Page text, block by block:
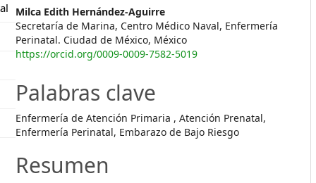
Milca Edith Hernández-Aguirre
Secretaría de Marina, Centro Médico Naval, Enfermería
Perinatal. Ciudad de México, México
https://orcid.org/0009-0009-7582-5019
Palabras clave
Enfermería de Atención Primaria , Atención Prenatal,
Enfermería Perinatal, Embarazo de Bajo Riesgo
Resumen